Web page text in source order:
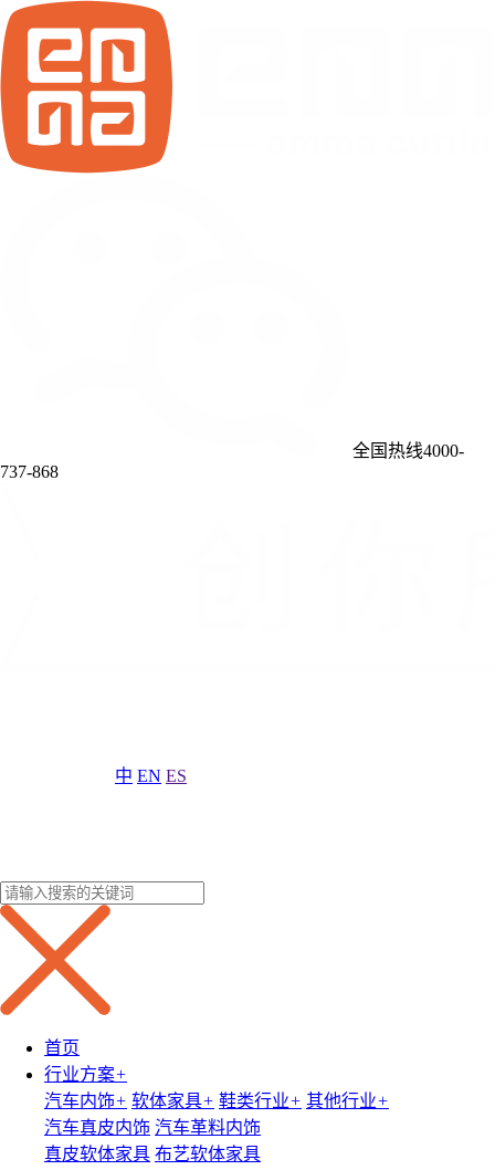
全国热线4000-
737-868
中 EN ES
首页
行业方案+
汽车内饰+ 软体家具+ 鞋类行业+ 其他行业+
汽车真皮内饰 汽车革料内饰
真皮软体家具 布艺软体家具